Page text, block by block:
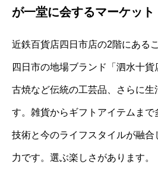
が一堂に会するマーケット
近鉄百貨店四日市店の2階にある
四日市の地場ブランド「泗水十
古焼など伝統の工芸品、さらに生
す。雑貨からギフトアイテムま
技術と今のライフスタイルが融
力です。選ぶ楽しさがあります。